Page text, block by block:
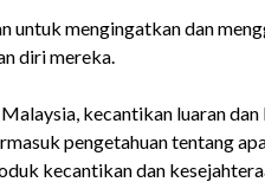
untuk mengingatkan dan
diri mereka.
kecantikan luaran dan
pengetahuan tentang
kecantikan dan